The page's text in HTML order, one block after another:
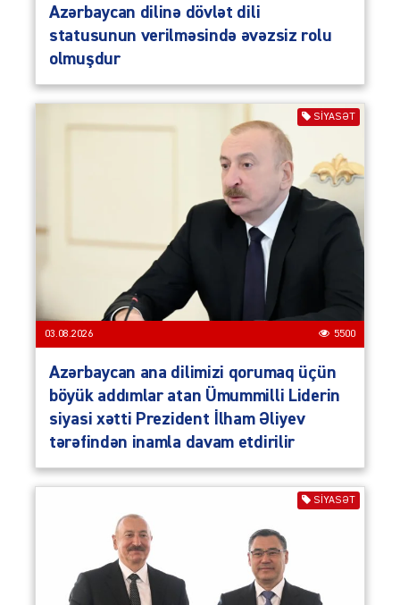
Azərbaycan dilinə dövlət dili
statusunun verilməsində əvəzsiz rolu
olmuşdur
SIYASƏT
03.08.2026 5500
Azərbaycan ana dilimizi qorumaq üçün
böyük addımlar atan Ümummilli Liderin
siyasi xətti Prezident İlham Əliyev
tərəfindən inamla davam etdirilir
SIYASƏT